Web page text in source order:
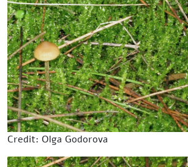
Credit: Olga Godorova